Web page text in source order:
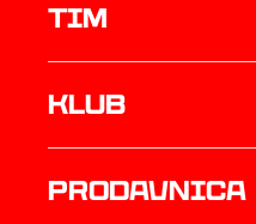
TIM
Klub
prodavnica